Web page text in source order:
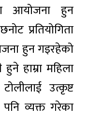
आयोजना हुन
प्रतियोगिता
हुन गइरहेको
हाम्रा महिला
उत्कृष्ट
व्यक्त गरेका